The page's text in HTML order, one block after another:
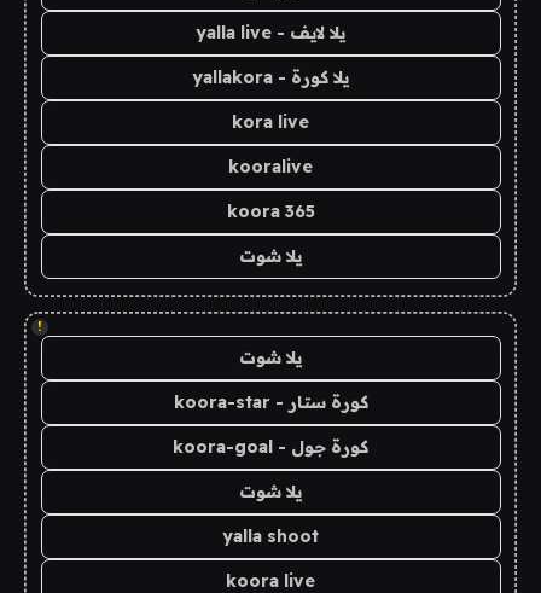
يلا لايف - yalla live
يلا كورة - yallakora
kora live
kooralive
koora 365
يلا شوت
!
يلا شوت
كورة ستار - koora-star
كورة جول - koora-goal
يلا شوت
yalla shoot
koora live